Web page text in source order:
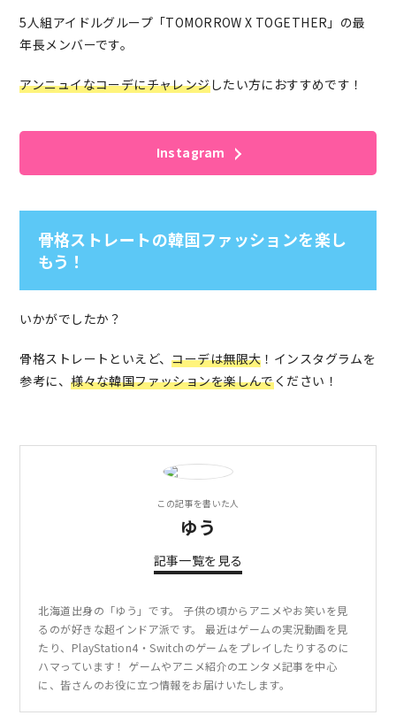
5人組アイドルグループ「TOMORROW X TOGETHER」の最
年長メンバーです。
アンニュイなコーデにチャレンジしたい方におすすめです！
Instagram
骨格ストレートの韓国ファッションを楽し
もう！
いかがでしたか？
骨格ストレートといえど、コーデは無限大 ！インスタグラムを
参考に、様々な韓国ファッションを楽しんでください！
この記事を書いた人
ゆう
記事一覧を見る
北海道出身の「ゆう」です。 子供の頃からアニメやお笑いを見
るのが好きな超インドア派です。 最近はゲームの実況動画を見
たり、PlayStation4・Switchのゲームをプレイしたりするのに
ハマっています！ ゲームやアニメ紹介のエンタメ記事を中心
に、皆さんのお役に立つ情報をお届けいたします。